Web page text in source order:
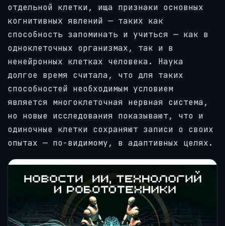
отдельной клетки, ища признаки основных
когнитивных явлений — таких как
способность запоминать и учиться — как в
одноклеточных организмах, так и в
ненейронных клетках человека. Наука
долгое время считала, что для таких
способностей необходимым условием
является многоклеточная нервная система,
но новые исследования показывают, что и
одиночные клетки сохраняют записи о своих
опытах — по-видимому, в адаптивных целях.